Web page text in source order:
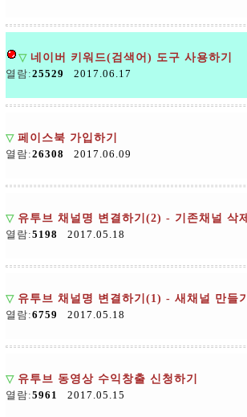
▽ 네이버 키워드(검색어) 도구 사용하기
열람:25529 2017.06.17
▽ 페이스북 가입하기
열람:26308 2017.06.09
▽ 유투브 채널명 변결하기(2) - 기존채널 삭제
열람:5198 2017.05.18
▽ 유투브 채널명 변결하기(1) - 새채널 만들기
열람:6759 2017.05.18
▽ 유투브 동영상 수익창출 신청하기
열람:5961 2017.05.15